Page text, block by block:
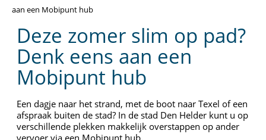
aan een Mobipunt hub
Deze zomer slim op pad?
Denk eens aan een
Mobipunt hub
Een dagje naar het strand, met de boot naar Texel of een
afspraak buiten de stad? In de stad Den Helder kunt u op
verschillende plekken makkelijk overstappen op ander